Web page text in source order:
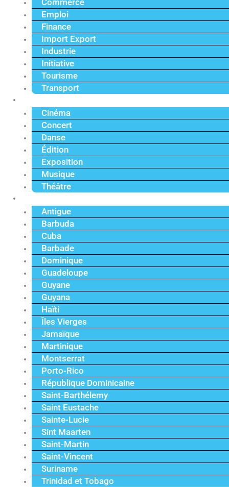
Commerce
Emploi
Finance
Import Export
Industrie
Initiative
Tourisme
Transport
Cinéma
Concert
Danse
Édition
Exposition
Musique
Théâtre
Antigue
Barbuda
Cuba
Barbade
Dominique
Guadeloupe
Guyane
Guyana
Haïti
Îles Vierges
Jamaïque
Martinique
Montserrat
Porto-Rico
République Dominicaine
Saint-Barthélemy
Saint Eustache
Sainte-Lucie
Sint Maarten
Saint-Martin
Saint-Vincent
Suriname
Trinidad et Tobago